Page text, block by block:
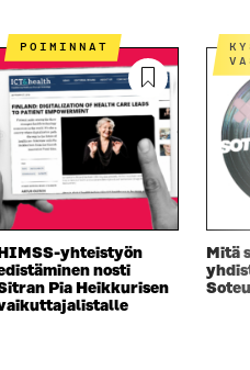
POIMINNAT
HIMSS-yhteistyön
nosti
Pia Heikkurisen
KYSYMYKSIÄ JA
Mitä